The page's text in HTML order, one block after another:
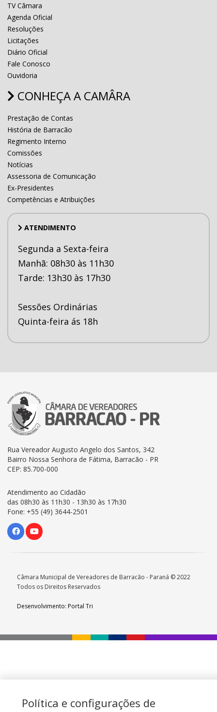
TV Câmara
Agenda Oficial
Resoluções
Licitações
Diário Oficial
Fale Conosco
Ouvidoria
CONHEÇA A CAMÂRA
Prestação de Contas
História de Barracão
Regimento Interno
Comissões
Notícias
Assessoria de Comunicação
Ex-Presidentes
Competências e Atribuições
ATENDIMENTO
Segunda a Sexta-feira
Manhã: 08h30 às 11h30
Tarde: 13h30 às 17h30
Sessões Ordinárias
Quinta-feira ás 18h
Rua Vereador Augusto Angelo dos Santos, 342
Bairro Nossa Senhora de Fátima, Barracão - PR
CEP: 85.700-000
Atendimento ao Cidadão
das 08h30 às 11h30 - 13h30 às 17h30
Fone: +55 (49) 3644-2501
Câmara Municipal de Vereadores de Barracão - Paraná © 2022
Todos os Direitos Reservados
Desenvolvimento: Portal Tri
Política e configurações de